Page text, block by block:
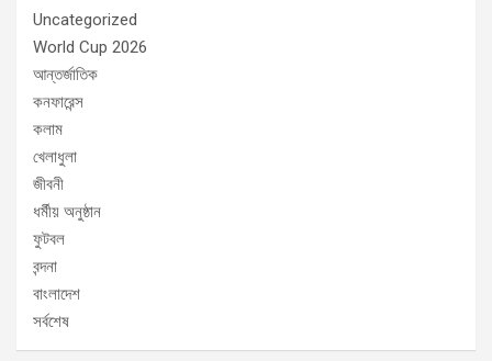
Uncategorized
World Cup 2026
আন্তর্জাতিক
কনফারেন্স
কলাম
খেলাধুলা
জীবনী
ধর্মীয় অনুষ্ঠান
ফুটবল
বন্দনা
বাংলাদেশ
সর্বশেষ